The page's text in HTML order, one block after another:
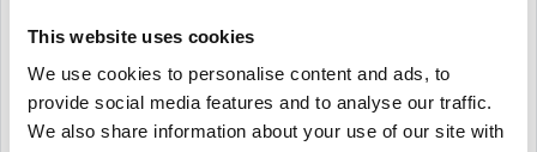
This website uses cookies
We use cookies to personalise content and ads, to
provide social media features and to analyse our traffic.
We also share information about your use of our site with
Optimer derfor jeres nuværende plan om
nødvendigt med sprints og få optimeret
hjemmesiden til ikke blot at tiltrække brugere, men